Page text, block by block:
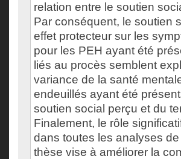
relation entre le soutien
Par conséquent, le soutien
effet protecteur sur les
pour les PEH ayant été
liés au procès semblent
variance de la santé
endeuillés ayant été
soutien social perçu et du
Finalement, le rôle
dans toutes les analyses
thèse vise à améliorer la